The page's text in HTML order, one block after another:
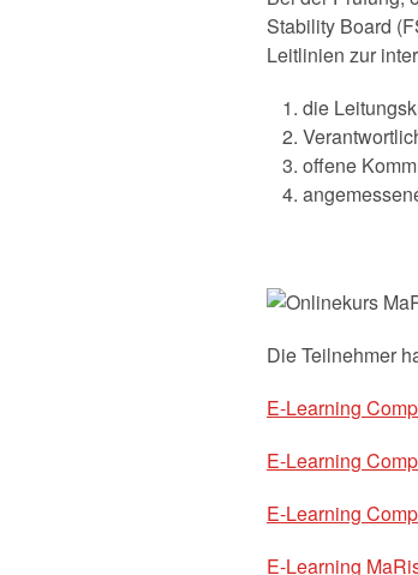
Stability Board
Leitlinien zur
die
offene
Die Teilnehmer
E-Learning
E-Learning
E-Learning
E-Learning